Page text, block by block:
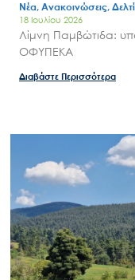
Νέα, Ανακοινώσεις,
18 Ιουλίου 2026
Λίμνη Παμβώτιδα:
ΟΦΥΠΕΚΑ
Διαβάστε Περισσότερα